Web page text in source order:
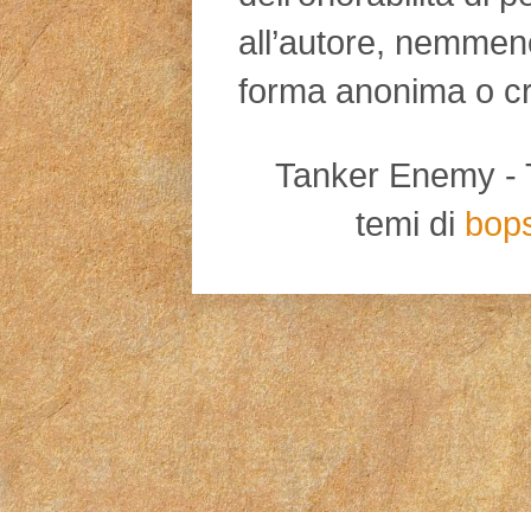
all’autore,
forma anonima o
Tanker Enemy -
temi di